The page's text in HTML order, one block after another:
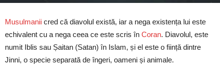
Musulmanii cred că diavolul există, iar a nega existența lui este
echivalent cu a nega ceea ce este scris în Coran. Diavolul, este
numit Iblis sau Șaitan (Satan) în Islam, și el este o ființă dintre
Jinni, o specie separată de îngeri, oameni și animale.